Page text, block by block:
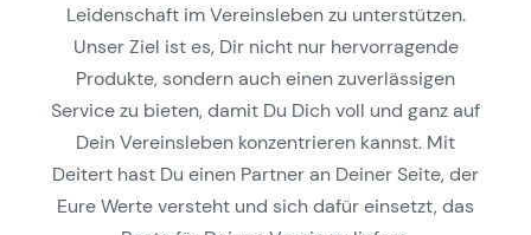
Leidenschaft im Vereinsleben zu unterstützen.
Unser Ziel ist es, Dir nicht nur hervorragende
Produkte, sondern auch einen zuverlässigen
Service zu bieten, damit Du Dich voll und ganz auf
Dein Vereinsleben konzentrieren kannst. Mit
Deitert hast Du einen Partner an Deiner Seite, der
Eure Werte versteht und sich dafür einsetzt, das